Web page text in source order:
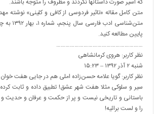
که اسیر صورت داستانها نگردند و مظروف را متوجه باشند.
متن کامل مقاله «تاثیر فردوسی از کافی و کلینی» نوشته
متن‌شناسی
پایین مطالعه کنید.
…………………………………………………
نظر کاربر: هروی کرمانشاهی
شنبه ۲ آذر ۱۳۹۲ – ۱۵:۲۳
نظر کاربر: گویا علامه حسن‌زاده املی هم در جایی هفت
سیر و سلوکی مثلا هفت شهر عشق! تطبیق داده و ثابت
باستانی و تاریخی نیست و پر از حکمت و عرفان و حدیث
را و لست برائیه!